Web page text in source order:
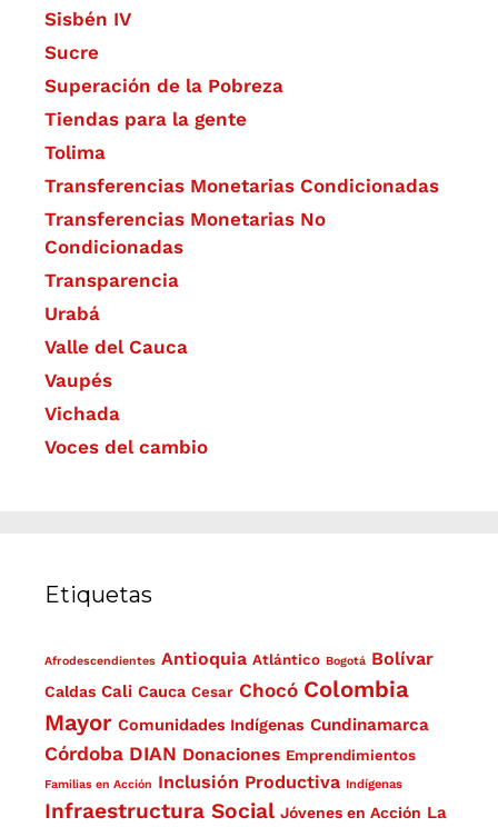
Sisbén IV
Sucre
Superación de la Pobreza
Tiendas para la gente
Tolima
Transferencias Monetarias Condicionadas
Transferencias Monetarias No
Condicionadas
Transparencia
Urabá
Valle del Cauca
Vaupés
Vichada
Voces del cambio
Etiquetas
Afrodescendientes Antioquia Atlántico Bogotá Bolívar
Caldas Cali Cauca Cesar Chocó Colombia
Mayor Comunidades Indígenas Cundinamarca
Córdoba DIAN Donaciones Emprendimientos
Familias en Acción Inclusión Productiva Indígenas
Infraestructura Social Jóvenes en Acción La